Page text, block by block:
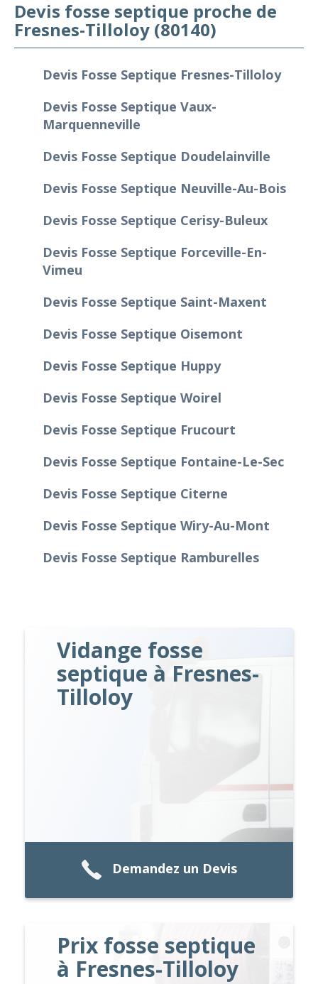
Devis fosse septique proche de
Fresnes-Tilloloy (80140)
Devis Fosse Septique Fresnes-Tilloloy
Devis Fosse Septique Vaux-
Marquenneville
Devis Fosse Septique Doudelainville
Devis Fosse Septique Neuville-Au-Bois
Devis Fosse Septique Cerisy-Buleux
Devis Fosse Septique Forceville-En-
Vimeu
Devis Fosse Septique Saint-Maxent
Devis Fosse Septique Oisemont
Devis Fosse Septique Huppy
Devis Fosse Septique Woirel
Devis Fosse Septique Frucourt
Devis Fosse Septique Fontaine-Le-Sec
Devis Fosse Septique Citerne
Devis Fosse Septique Wiry-Au-Mont
Devis Fosse Septique Ramburelles
Vidange fosse
septique à Fresnes-
Tilloloy
Demandez un Devis
Prix fosse septique
à Fresnes-Tilloloy